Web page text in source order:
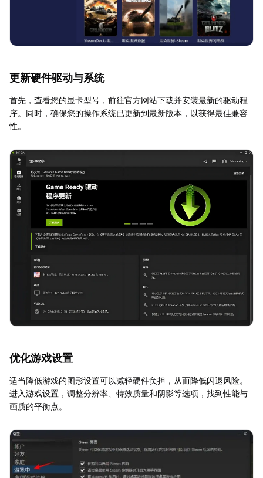
更新硬件驱动与系统
首先，查看您的显卡型号，前往官方网站下载并安装最新的驱动程
序。同时，确保您的操作系统已更新到最新版本，以获得最佳兼容
性。
优化游戏设置
适当降低游戏的图形设置可以减轻硬件负担，从而降低闪退风险。
进入游戏设置，调整分辨率、特效质量和阴影等选项，找到性能与
画质的平衡点。